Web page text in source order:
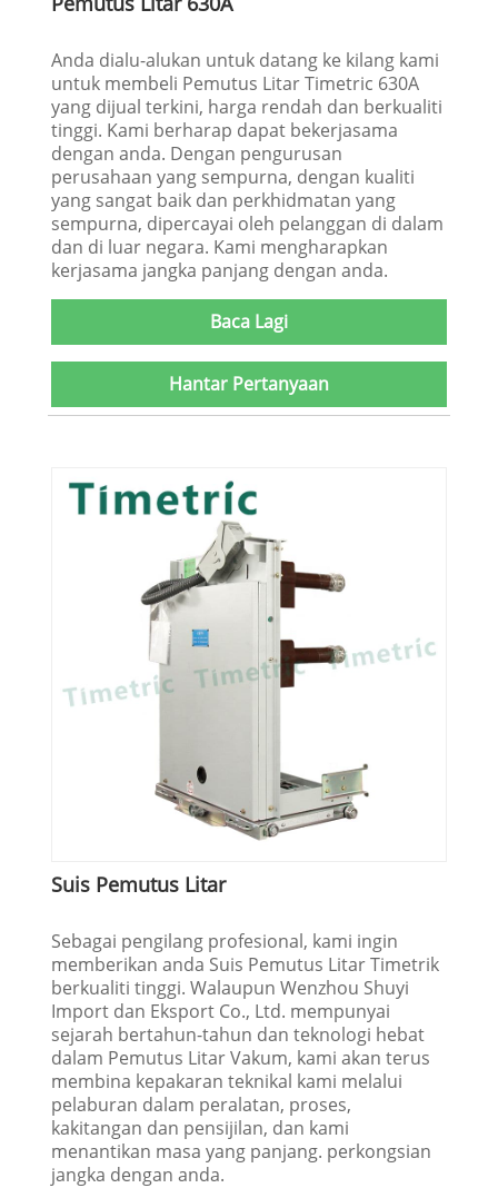
Anda dialu-alukan untuk datang ke kilang kami
untuk membeli Pemutus Litar Timetric 630A
yang dijual terkini, harga rendah dan berkualiti
tinggi. Kami berharap dapat bekerjasama
dengan anda. Dengan pengurusan
perusahaan yang sempurna, dengan kualiti
yang sangat baik dan perkhidmatan yang
sempurna, dipercayai oleh pelanggan di dalam
dan di luar negara. Kami mengharapkan
kerjasama jangka panjang dengan anda.
Baca Lagi
Hantar Pertanyaan
Suis Pemutus Litar
Sebagai pengilang profesional, kami ingin
memberikan anda Suis Pemutus Litar Timetrik
berkualiti tinggi. Walaupun Wenzhou Shuyi
Import dan Eksport Co., Ltd. mempunyai
sejarah bertahun-tahun dan teknologi hebat
dalam Pemutus Litar Vakum, kami akan terus
membina kepakaran teknikal kami melalui
pelaburan dalam peralatan, proses,
kakitangan dan pensijilan, dan kami
menantikan masa yang panjang. perkongsian
jangka dengan anda.